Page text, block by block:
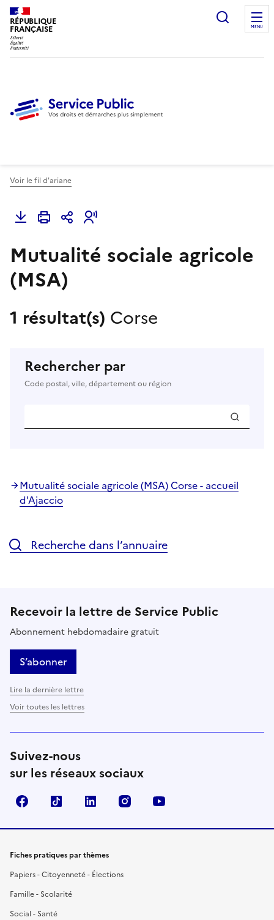
RÉPUBLIQUE
FRANÇAISE
Ouvrir
MENU
Voir le fil d'ariane
Mutualité sociale agricole
(MSA)
1 résultat(s) Corse
Rechercher par
Code postal, ville, département ou région
Mutualité sociale agricole (MSA) Corse - accueil
d'Ajaccio
Recherche dans l’annuaire
Recevoir la lettre de Service Public
Abonnement hebdomadaire gratuit
S’abonner
Lire la dernière lettre
Voir toutes les lettres
Suivez-nous
sur les réseaux sociaux
FacebookTikTok LinkedIn Instagram
Fiches pratiques par thèmes
Papiers - Citoyenneté - Élections
Famille - Scolarité
Social - Santé